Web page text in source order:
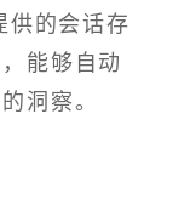
的会话存
能够自动
洞察。